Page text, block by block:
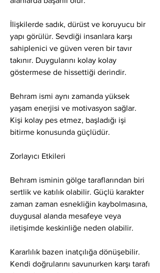
İlişkilerde sadık, dürüst ve koruyucu bir
yapı görülür. Sevdiği insanlara karşı
sahiplenici ve güven veren bir tavır
takınır. Duygularını kolay kolay
göstermese de hissettiği derindir.
Behram ismi aynı zamanda yüksek
yaşam enerjisi ve motivasyon sağlar.
Kişi kolay pes etmez, başladığı işi
bitirme konusunda güçlüdür.
Zorlayıcı Etkileri
Behram isminin gölge taraflarından biri
sertlik ve katılık olabilir. Güçlü karakter
zaman zaman esnekliğin kaybolmasına,
duygusal alanda mesafeye veya
iletişimde keskinliğe neden olabilir.
Kararlılık bazen inatçılığa dönüşebilir.
Kendi doğrularını savunurken karşı tarafı